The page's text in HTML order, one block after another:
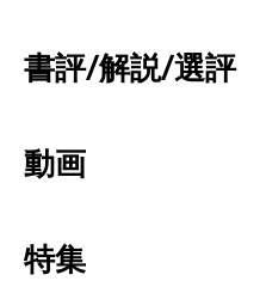
書評/解説/選評
動画
特集